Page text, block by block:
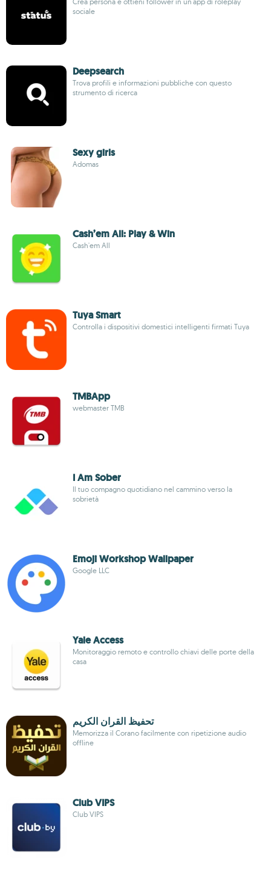
sociale
Deepsearch
Trova profili e informazioni pubbliche con questo
strumento di ricerca
Sexy girls
Adomas
Cash’em All: Play & Win
Cash'em All
Tuya Smart
Controlla i dispositivi domestici intelligenti firmati Tuya
TMBApp
webmaster TMB
I Am Sober
Il tuo compagno quotidiano nel cammino verso la
sobrietà
Emoji Workshop Wallpaper
Google LLC
Yale Access
Monitoraggio remoto e controllo chiavi delle porte della
casa
تحفيظ القران الكريم
Memorizza il Corano facilmente con ripetizione audio
offline
Club VIPS
Club VIPS